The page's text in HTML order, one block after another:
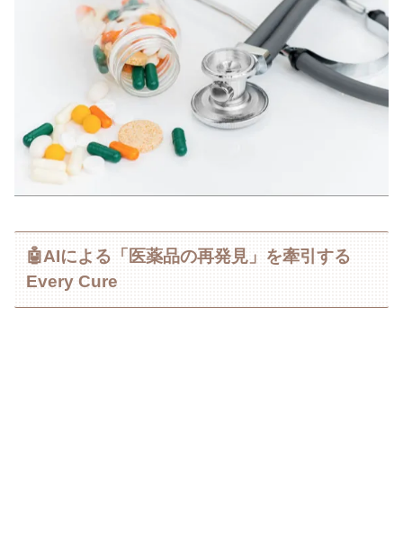
🤖AIによる「医薬品の再発見」を牽引する
Every Cure